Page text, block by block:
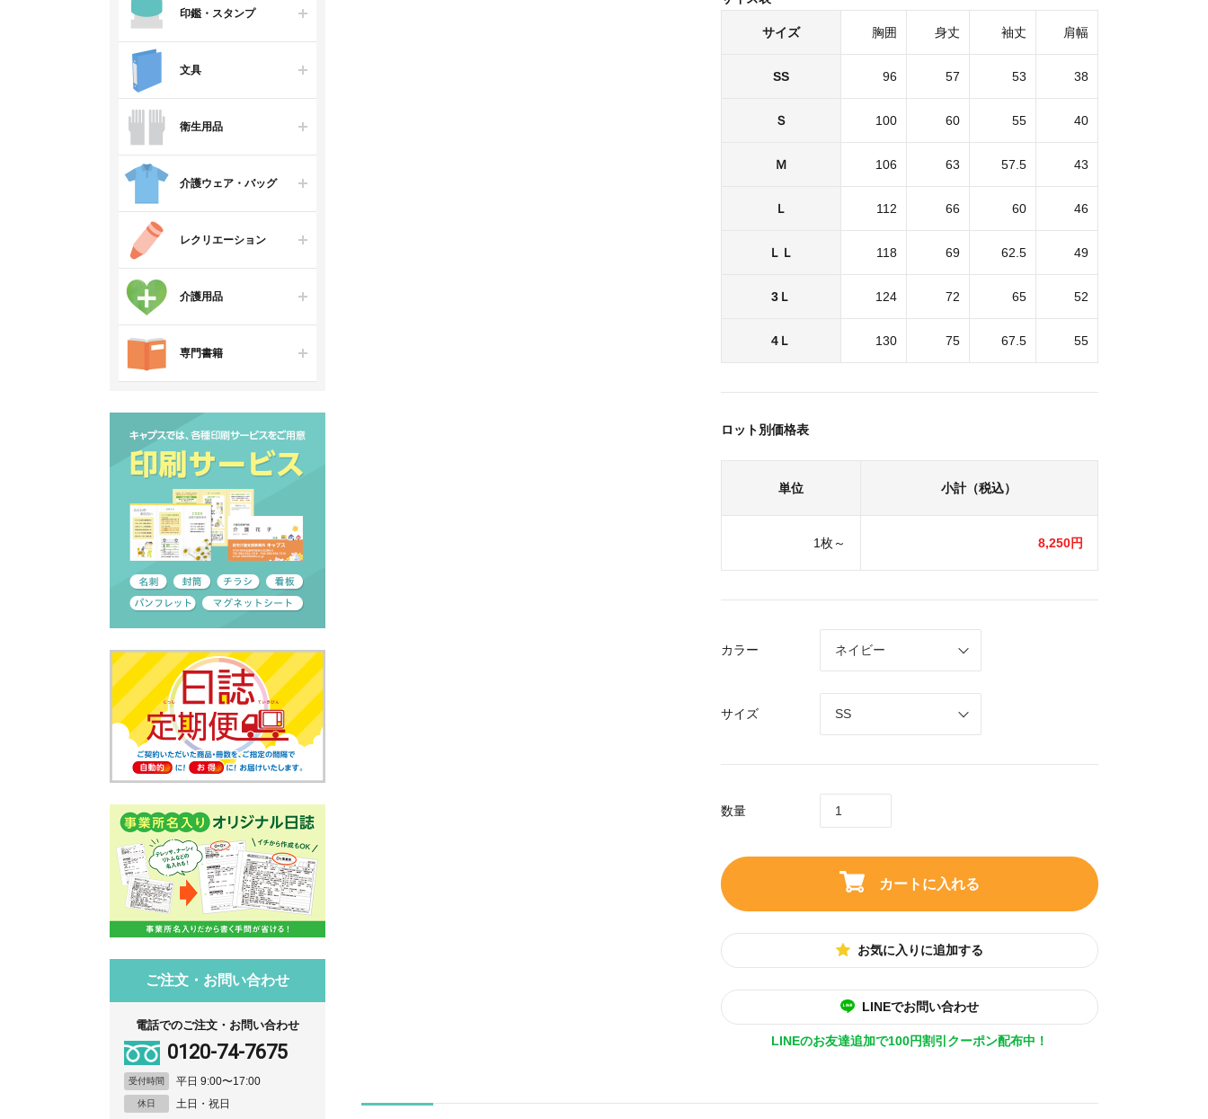
印鑑・スタンプ
文具
衛生用品
介護ウェア・バッグ
レクリエーション
介護用品
専門書籍
ご注文・お問い合わせ
電話でのご注文・お問い合わせ
0120-74-7675
受付時間 平日 9:00〜17:00
休日 土日・祝日
サイズ 胸囲 身丈 袖丈 肩幅
SS 96 57 53 38
Ｓ 100 60 55 40
Ｍ 106 63 57.5 43
Ｌ 112 66 60 46
ＬＬ 118 69 62.5 49
3Ｌ 124 72 65 52
4Ｌ 130 75 67.5 55
ロット別価格表
単位 小計（税込）
1枚～ 8,250円
カラー
サイズ
数量
カートに入れる
お気に入りに追加する
LINEでお問い合わせ
LINEのお友達追加で100円割引クーポン配布中！